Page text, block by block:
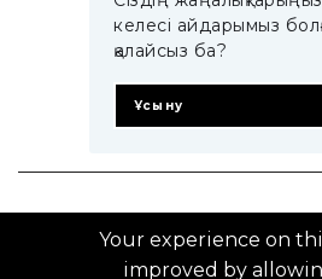
келесі айдарымыз
қалайсыз ба?
Ұсыну
© 2014–2025
Your experience on
improved by